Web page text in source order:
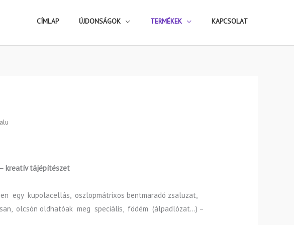
CÍMLAP ÚJDONSÁGOK TERMÉKEK KAPCSOLAT
kreatív tájépítészet
egy kupolacellás, oszlopmátrixos bentmaradó zsaluzat,
olcsón oldhatóak meg speciális, födém (álpadlózat…) –